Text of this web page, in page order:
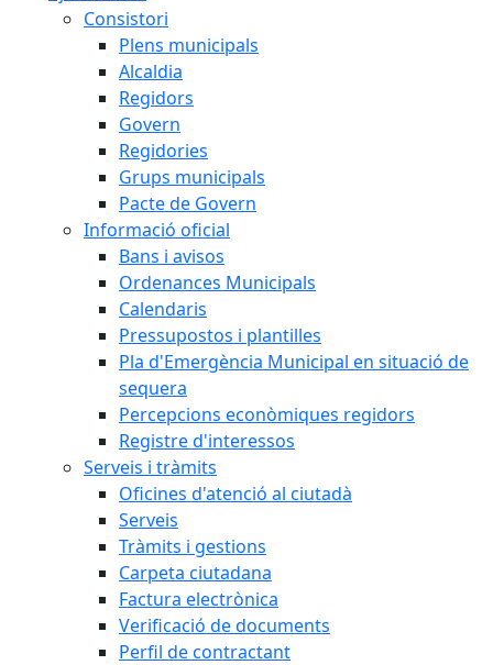
Consistori
Plens municipals
Alcaldia
Regidors
Govern
Regidories
Grups municipals
Pacte de Govern
Informació oficial
Bans i avisos
Ordenances Municipals
Calendaris
Pressupostos i plantilles
Pla d'Emergència Municipal en situació de
sequera
Percepcions econòmiques regidors
Registre d'interessos
Serveis i tràmits
Oficines d'atenció al ciutadà
Serveis
Tràmits i gestions
Carpeta ciutadana
Factura electrònica
Verificació de documents
Perfil de contractant